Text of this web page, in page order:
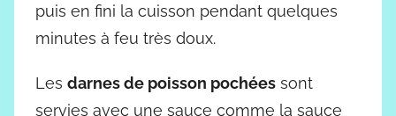
puis en fini la cuisson pendant quelques
minutes à feu très doux.
Les darnes de poisson pochées sont
servies avec une sauce comme la sauce